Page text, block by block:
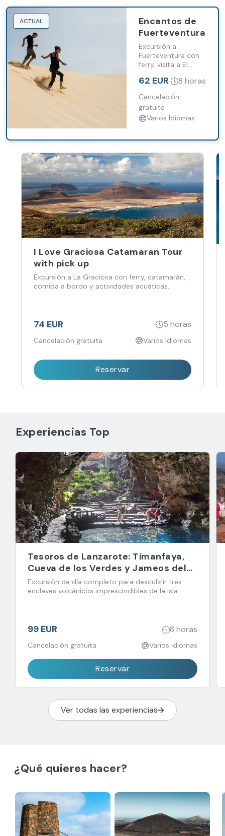
ACTUAL
Encantos de
Fuerteventura
Excursión a
Fuerteventura con
ferry, visita a El
parada en el Parque
Dunas.
62 EUR 8 horas
Cancelación
gratuita
Varios Idiomas
I Love Graciosa Catamaran Tour
with pick up
Excursión a La Graciosa con ferry, catamarán,
comida a bordo y actividades acuáticas.
74 EUR 5 horas
Cancelación gratuita Varios Idiomas
Reservar
Experiencias Top
Tesoros de Lanzarote: Timanfaya,
Cueva de los Verdes y Jameos del
Agua
Excursión de día completo para descubrir tres
enclaves volcánicos imprescindibles de la isla.
99 EUR 8 horas
Cancelación gratuita Varios Idiomas
Reservar
Ver todas las experiencias
¿Qué quieres hacer?